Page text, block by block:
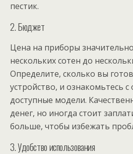
пестик.
2. Бюджет
Цена на приборы
нескольких сотен до
Определите, сколько вы
устройство, и ознакомьтесь
доступные модели.
денег, но иногда стоит
больше, чтобы избежать
3. Удобство использования